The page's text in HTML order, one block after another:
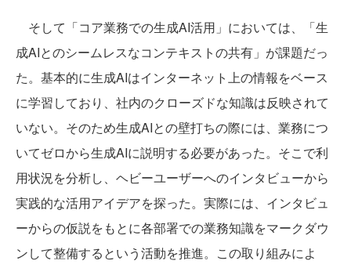
そして「コア業務での生成AI活用」においては、「生
成AIとのシームレスなコンテキストの共有」が課題だっ
た。基本的に生成AIはインターネット上の情報をベース
に学習しており、社内のクローズドな知識は反映されて
いない。そのため生成AIとの壁打ちの際には、業務につ
いてゼロから生成AIに説明する必要があった。そこで利
用状況を分析し、ヘビーユーザーへのインタビューから
実践的な活用アイデアを探った。実際には、インタビュ
ーからの仮説をもとに各部署での業務知識をマークダウ
ンして整備するという活動を推進。この取り組みによ